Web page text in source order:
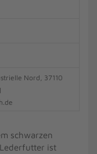
Nord, 37110
schwarzen
ist